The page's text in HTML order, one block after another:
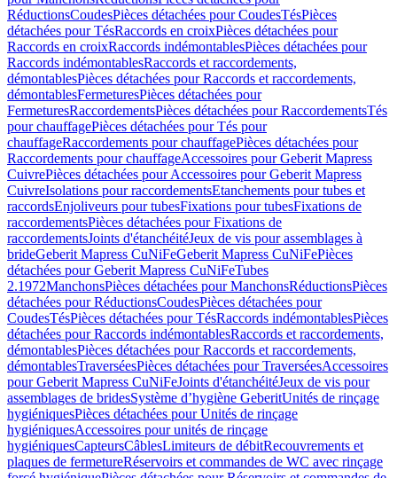
RéductionsCoudesPièces détachées pour CoudesTésPièces
détachées pour TésRaccords en croixPièces détachées pour
Raccords en croixRaccords indémontablesPièces détachées pour
Raccords indémontablesRaccords et raccordements,
démontablesPièces détachées pour Raccords et raccordements,
démontablesFermeturesPièces détachées pour
FermeturesRaccordementsPièces détachées pour RaccordementsTés
pour chauffagePièces détachées pour Tés pour
chauffageRaccordements pour chauffagePièces détachées pour
Raccordements pour chauffageAccessoires pour Geberit Mapress
CuivrePièces détachées pour Accessoires pour Geberit Mapress
CuivreIsolations pour raccordementsEtanchements pour tubes et
raccordsEnjoliveurs pour tubesFixations pour tubesFixations de
raccordementsPièces détachées pour Fixations de
raccordementsJoints d'étanchéitéJeux de vis pour assemblages à
brideGeberit Mapress CuNiFeGeberit Mapress CuNiFePièces
détachées pour Geberit Mapress CuNiFeTubes
2.1972ManchonsPièces détachées pour ManchonsRéductionsPièces
détachées pour RéductionsCoudesPièces détachées pour
CoudesTésPièces détachées pour TésRaccords indémontablesPièces
détachées pour Raccords indémontablesRaccords et raccordements,
démontablesPièces détachées pour Raccords et raccordements,
démontablesTraverséesPièces détachées pour TraverséesAccessoires
pour Geberit Mapress CuNiFeJoints d'étanchéitéJeux de vis pour
assemblages de bridesSystème d’hygiène GeberitUnités de rinçage
hygiéniquesPièces détachées pour Unités de rinçage
hygiéniquesAccessoires pour unités de rinçage
hygiéniquesCapteursCâblesLimiteurs de débitRecouvrements et
plaques de fermetureRéservoirs et commandes de WC avec rinçage